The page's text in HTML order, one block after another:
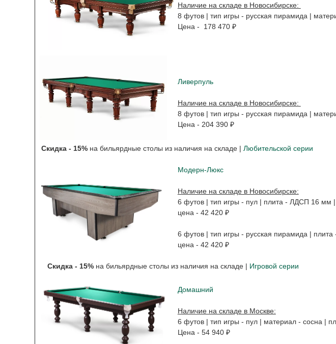
Наличие на складе в Новосибирске:
8 футов | тип игры - русская пирамида |
Цена - 178 470 ₽
Ливерпуль
Наличие на складе в Новосибирске:
8 футов | тип игры - русская пирамида |
Цена - 204 390 ₽
Скидка - 15%на бильярдные столы из наличия на складе | Любительской серии
Модерн-Люкс
Наличие на складе в Новосибирске:
6 футов | тип игры - пул | плита - ЛДСП 16 мм
цена - 42 420 ₽
6 футов | тип игры - русская пирамида |
цена - 42 420 ₽
Скидка - 15%на бильярдные столы из наличия на складе | Игровой серии
Домашний
Наличие на складе в Москве:
6 футов | тип игры - пул | материал - сосна |
Цена - 54 940 ₽